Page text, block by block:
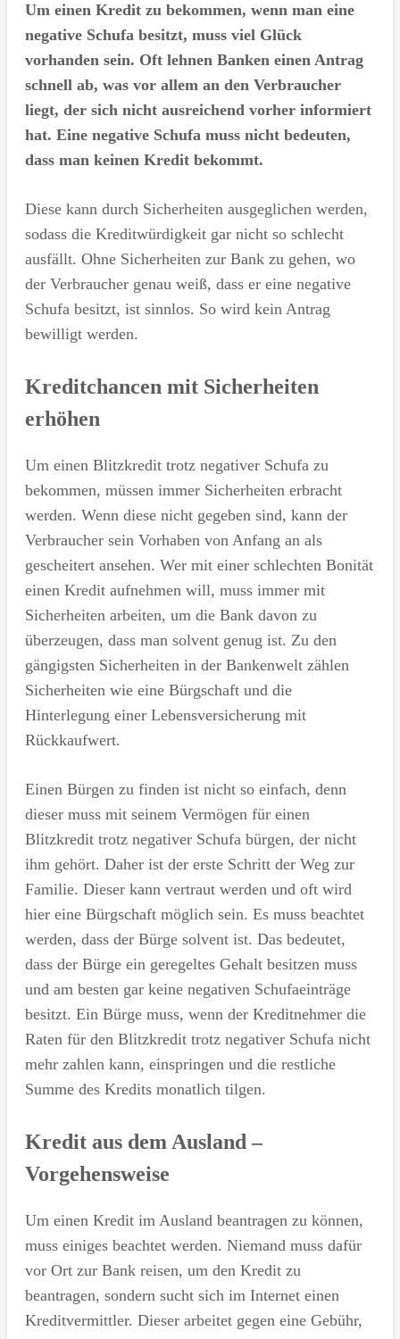
Um einen Kredit zu bekommen, wenn man eine
negative Schufa besitzt, muss viel Glück
vorhanden sein. Oft lehnen Banken einen Antrag
schnell ab, was vor allem an den Verbraucher
liegt, der sich nicht ausreichend vorher informiert
hat. Eine negative Schufa muss nicht bedeuten,
dass man keinen Kredit bekommt.
Diese kann durch Sicherheiten ausgeglichen werden,
sodass die Kreditwürdigkeit gar nicht so schlecht
ausfällt. Ohne Sicherheiten zur Bank zu gehen, wo
der Verbraucher genau weiß, dass er eine negative
Schufa besitzt, ist sinnlos. So wird kein Antrag
bewilligt werden.
Kreditchancen mit Sicherheiten
erhöhen
Um einen Blitzkredit trotz negativer Schufa zu
bekommen, müssen immer Sicherheiten erbracht
werden. Wenn diese nicht gegeben sind, kann der
Verbraucher sein Vorhaben von Anfang an als
gescheitert ansehen. Wer mit einer schlechten Bonität
einen Kredit aufnehmen will, muss immer mit
Sicherheiten arbeiten, um die Bank davon zu
überzeugen, dass man solvent genug ist. Zu den
gängigsten Sicherheiten in der Bankenwelt zählen
Sicherheiten wie eine Bürgschaft und die
Hinterlegung einer Lebensversicherung mit
Rückkaufwert.
Einen Bürgen zu finden ist nicht so einfach, denn
dieser muss mit seinem Vermögen für einen
Blitzkredit trotz negativer Schufa bürgen, der nicht
ihm gehört. Daher ist der erste Schritt der Weg zur
Familie. Dieser kann vertraut werden und oft wird
hier eine Bürgschaft möglich sein. Es muss beachtet
werden, dass der Bürge solvent ist. Das bedeutet,
dass der Bürge ein geregeltes Gehalt besitzen muss
und am besten gar keine negativen Schufaeinträge
besitzt. Ein Bürge muss, wenn der Kreditnehmer die
Raten für den Blitzkredit trotz negativer Schufa nicht
mehr zahlen kann, einspringen und die restliche
Summe des Kredits monatlich tilgen.
Kredit aus dem Ausland –
Vorgehensweise
Um einen Kredit im Ausland beantragen zu können,
muss einiges beachtet werden. Niemand muss dafür
vor Ort zur Bank reisen, um den Kredit zu
beantragen, sondern sucht sich im Internet einen
Kreditvermittler. Dieser arbeitet gegen eine Gebühr,